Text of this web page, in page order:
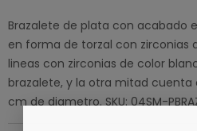
Brazalete de plata con acabado
en forma de torzal con zirconias
lineas con zirconias de color
brazalete, y la otra mitad cuenta
cm de diametro. SKU: 04SM-